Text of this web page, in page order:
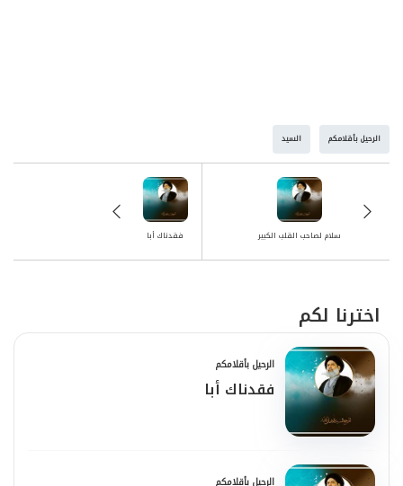
الرحيل بأقلامكم السيد
فقدناك أبا سلام لصاحب القلب الكبير
اخترنا لكم
الرحيل بأقلامكم
فقدناك أبا
الرحيل بأقلامكم